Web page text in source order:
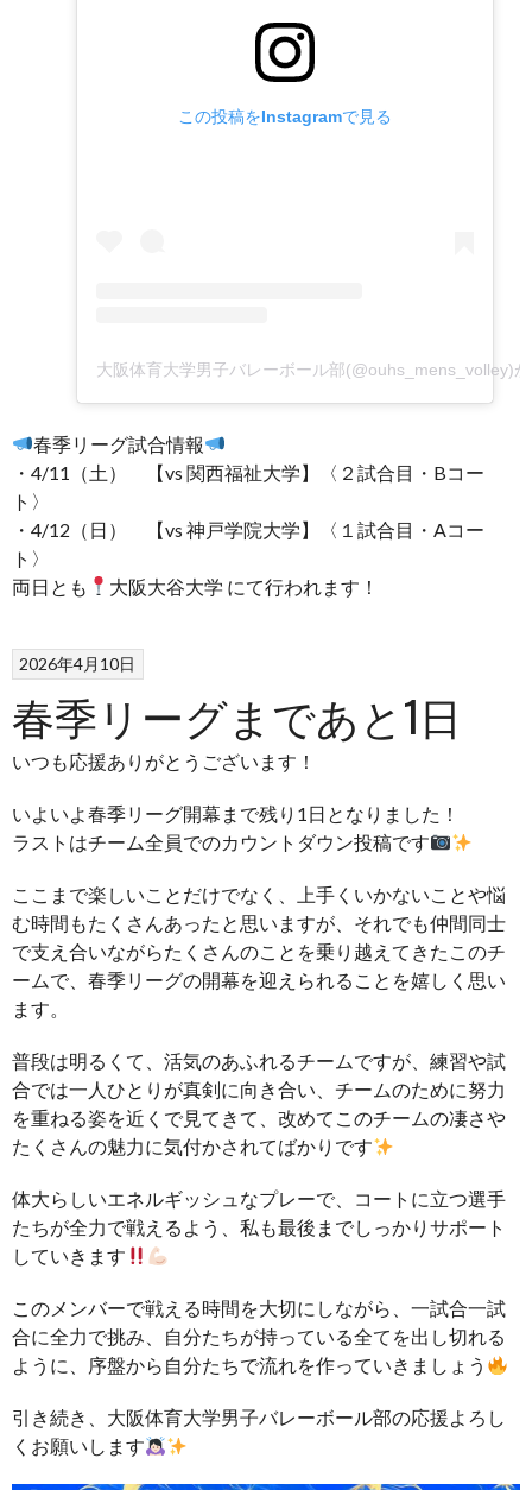
この投稿をInstagramで見る
大阪体育大学男子バレーボール部(@ouhs_mens_volley)
春季リーグ試合情報
・4/11（土） 【vs 関西福祉大学】〈２試合目・Bコー
ト〉
・4/12（日） 【vs 神戸学院大学】〈１試合目・Aコー
ト〉
両日とも
大阪大谷大学 にて行われます！
2026年4月10日
春季リーグまであと1日
いつも応援ありがとうございます！
いよいよ春季リーグ開幕まで残り1日となりました！
ラストはチーム全員でのカウントダウン投稿です
ここまで楽しいことだけでなく、上手くいかないことや悩
む時間もたくさんあったと思いますが、それでも仲間同士
で支え合いながらたくさんのことを乗り越えてきたこのチ
ームで、春季リーグの開幕を迎えられることを嬉しく思い
ます。
普段は明るくて、活気のあふれるチームですが、練習や試
合では一人ひとりが真剣に向き合い、チームのために努力
を重ねる姿を近くで見てきて、改めてこのチームの凄さや
たくさんの魅力に気付かされてばかりです
体大らしいエネルギッシュなプレーで、コートに立つ選手
たちが全力で戦えるよう、私も最後までしっかりサポート
していきます
このメンバーで戦える時間を大切にしながら、一試合一試
合に全力で挑み、自分たちが持っている全てを出し切れる
ように、序盤から自分たちで流れを作っていきましょう
引き続き、大阪体育大学男子バレーボール部の応援よろし
くお願いします